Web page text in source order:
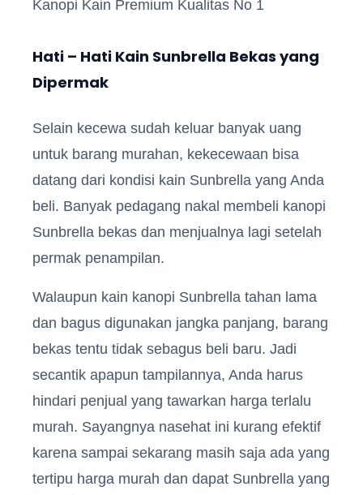
Kanopi Kain Premium Kualitas No 1
Hati – Hati Kain Sunbrella Bekas yang
Dipermak
Selain kecewa sudah keluar banyak uang
untuk barang murahan, kekecewaan bisa
datang dari kondisi kain Sunbrella yang Anda
beli. Banyak pedagang nakal membeli kanopi
Sunbrella bekas dan menjualnya lagi setelah
permak penampilan.
Walaupun kain kanopi Sunbrella tahan lama
dan bagus digunakan jangka panjang, barang
bekas tentu tidak sebagus beli baru. Jadi
secantik apapun tampilannya, Anda harus
hindari penjual yang tawarkan harga terlalu
murah. Sayangnya nasehat ini kurang efektif
karena sampai sekarang masih saja ada yang
tertipu harga murah dan dapat Sunbrella yang